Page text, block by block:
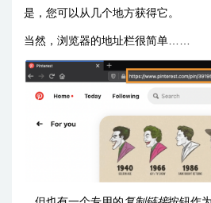
是，您可以从几个地方获得它。
当然，浏览器的地址栏很简单……